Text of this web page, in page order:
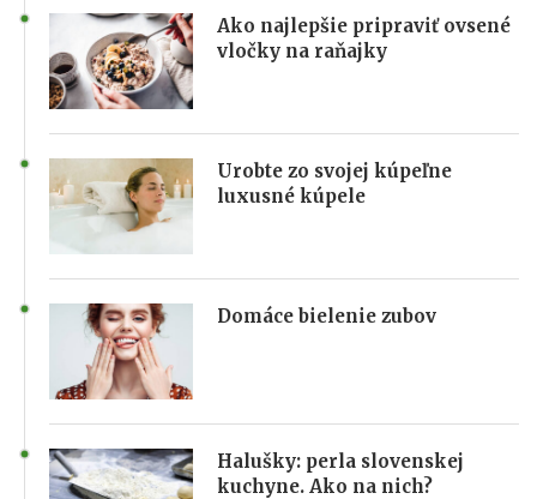
Ako najlepšie pripraviť ovsené
vločky na raňajky
Urobte zo svojej kúpeľne
luxusné kúpele
Domáce bielenie zubov
Halušky: perla slovenskej
kuchyne. Ako na nich?